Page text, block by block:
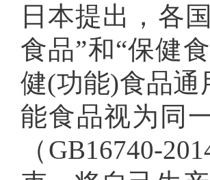
日本提出，各
食品”和“保健
健(功能)食品通
能食品视为同
（GB16740-